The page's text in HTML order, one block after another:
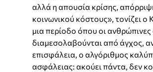
αλλά η απουσία κρίσης,
κοινωνικού κόστους», τονίζει ο
μια περίοδο όπου οι
διαμεσολαβούνται από άγχος,
επισφάλεια, ο αλγόριθμος
ασφάλειας: ακούει πάντα, δεν